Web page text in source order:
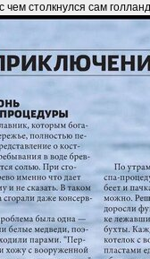
чем столкнулся сам